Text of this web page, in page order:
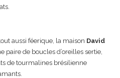
aussi féerique, la maison David
paire de boucles d’oreilles sertie,
de tourmalines brésilienne